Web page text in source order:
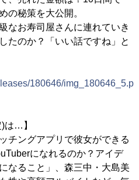
の秘策を大公開。
なお寿司屋さんに連れていき
たのか？「いい話ですね」と
180646/
は…】
チングアプリで彼女ができる
になれるのか？アイデ
なること」、森三中・大島美